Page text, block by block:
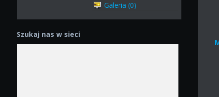
Galeria (0)
Szukaj nas w sieci